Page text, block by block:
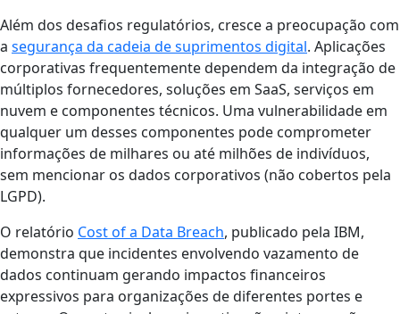
Além dos desafios regulatórios, cresce a preocupação com
a segurança da cadeia de suprimentos digital. Aplicações
corporativas frequentemente dependem da integração de
múltiplos fornecedores, soluções em SaaS, serviços em
nuvem e componentes técnicos. Uma vulnerabilidade em
qualquer um desses componentes pode comprometer
informações de milhares ou até milhões de indivíduos,
sem mencionar os dados corporativos (não cobertos pela
LGPD).
O relatório Cost of a Data Breach, publicado pela IBM,
demonstra que incidentes envolvendo vazamento de
dados continuam gerando impactos financeiros
expressivos para organizações de diferentes portes e